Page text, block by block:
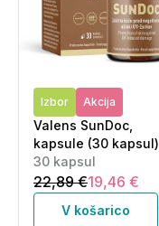
Izbor Akcija
Valens SunDoc,
kapsule (30 kapsul)
30 kapsul
22,89 €19,46 €
V košarico